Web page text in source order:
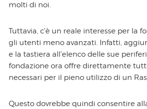
molti di noi.
Tuttavia, c'è un reale interesse per la
gli utenti meno avanzati. Infatti,
e la tastiera all'elenco delle sue
fondazione ora offre direttamente
necessari per il pieno utilizzo di un
Questo dovrebbe quindi consentire